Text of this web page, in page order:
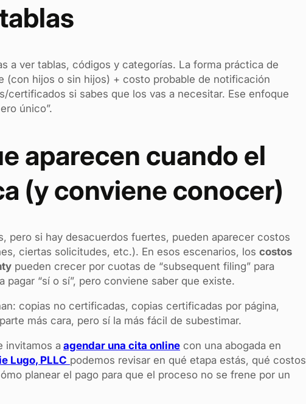
a ver tablas, códigos y categorías. La forma práctica de
(con hijos o sin hijos) + costo probable de notificación
certificados si sabes que los vas a necesitar. Ese enfoque
único”.
aparecen cuando el
(y conviene conocer)
pero si hay desacuerdos fuertes, pueden aparecer costos
ciertas solicitudes, etc.). En esos escenarios, los costos
pueden crecer por cuotas de “subsequent filing” para
“sí o sí”, pero conviene saber que existe.
copias no certificadas, copias certificadas por página,
más cara, pero sí la más fácil de subestimar.
invitamos a agendar una cita online con una abogada en
Lugo, PLLC podemos revisar en qué etapa estás, qué costos
planear el pago para que el proceso no se frene por un